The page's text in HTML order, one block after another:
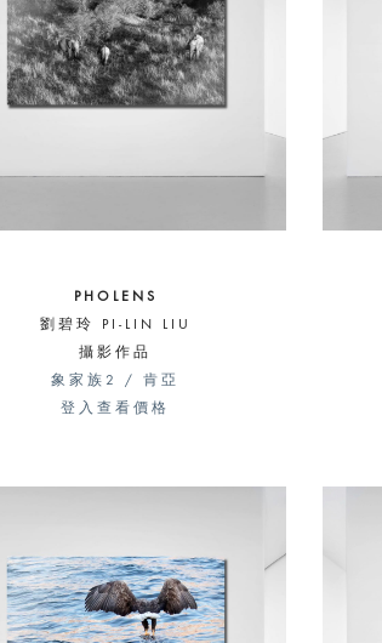
PHOLENS
劉碧玲 PI-LIN LIU
攝影作品
象家族2 / 肯亞
登入查看價格